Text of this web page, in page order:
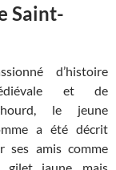
Saint-
d’histoire
et de
le jeune
a été décrit
ses amis comme